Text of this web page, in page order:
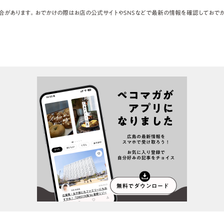
あります。おでかけの際はお店の公式サイトやSNSなどで最新の情報を確認しておでか